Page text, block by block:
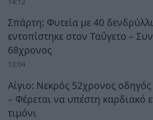
Σπάρτη: Φυτεία με 40
εντοπίστηκε στον Ταΰγετο –
68χρονος
13:04
Αίγιο: Νεκρός 52χρονος
– Φέρεται να υπέστη καρδιακό
τιμόνι